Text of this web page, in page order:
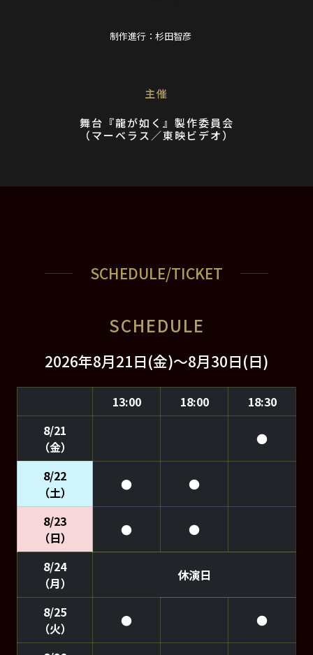
制作進行： 杉田智彦
主催
舞台『龍が如く』製作委員会
（マーベラス／東映ビデオ）
SCHEDULE/TICKET
SCHEDULE
2026年8月21日(金)～8月30日(日)
13:00 18:00
18:30
8/21
（金）
●
8/22
（土）
● ●
8/23
（日）
● ●
8/24
（月）
休演日
8/25
（火）
● ●